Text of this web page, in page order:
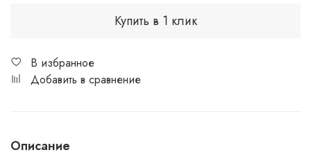
Купить в 1 клик
В избранное
Добавить в сравнение
Описание